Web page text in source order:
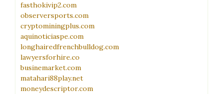
fasthokivip2.com
observersports.com
cryptominingplus.com
aquinoticiaspe.com
longhairedfrenchbulldog.com
lawyersforhire.co
businemarket.com
matahari88play.net
moneydescriptor.com